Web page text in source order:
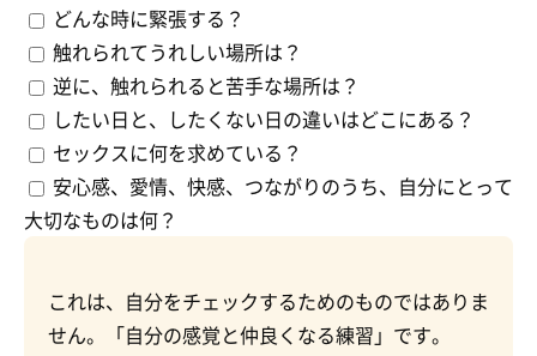
どんな時に緊張する？
触れられてうれしい場所は？
逆に、触れられると苦手な場所は？
したい日と、したくない日の違いはどこにある？
セックスに何を求めている？
安心感、愛情、快感、つながりのうち、自分にとって
大切なものは何？
これは、自分をチェックするためのものではありま
せん。「自分の感覚と仲良くなる練習」です。